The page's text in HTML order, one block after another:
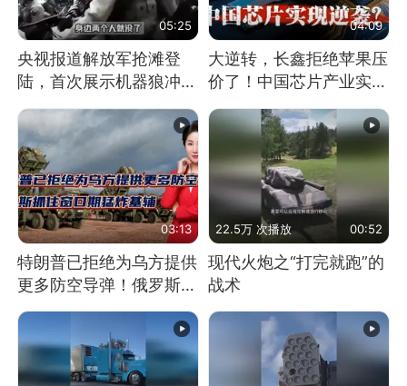
05:25
央视报道解放军抢滩登
陆，首次展示机器狼冲
04:09
大逆转，长鑫拒绝苹果压
价了！中国芯片产业实现
03:13
特朗普已拒绝为乌方提供
更多防空导弹！俄罗斯抓
住窗口期猛炸基辅
22.5万 次播放 00:52
现代火炮之“打完就跑”的
战术